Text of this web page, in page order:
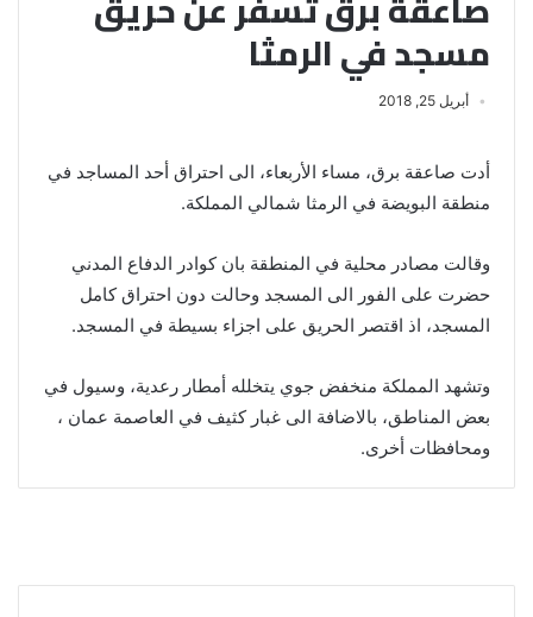
مسجد في الرمثا
أبريل 25, 2018
أدت صاعقة برق، مساء الأربعاء، الى احتراق أحد المساجد في
منطقة البويضة في الرمثا شمالي المملكة.
وقالت مصادر محلية في المنطقة بان كوادر الدفاع المدني
حضرت على الفور الى المسجد وحالت دون احتراق كامل
المسجد، اذ اقتصر الحريق على اجزاء بسيطة في المسجد.
وتشهد المملكة منخفض جوي يتخلله أمطار رعدية، وسيول في
بعض المناطق، بالاضافة الى غبار كثيف في العاصمة عمان ،
ومحافظات أخرى.